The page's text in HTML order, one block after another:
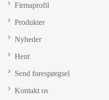
Firmaprofil
Produkter
Nyheder
Hent
Send forespørgsel
Kontakt os